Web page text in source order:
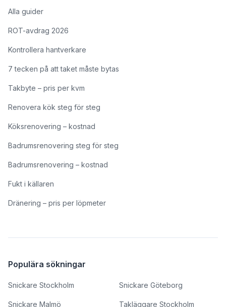
Alla guider
ROT-avdrag 2026
Kontrollera hantverkare
7 tecken på att taket måste bytas
Takbyte – pris per kvm
Renovera kök steg för steg
Köksrenovering – kostnad
Badrumsrenovering steg för steg
Badrumsrenovering – kostnad
Fukt i källaren
Dränering – pris per löpmeter
Populära sökningar
Snickare Stockholm Snickare Göteborg
Snickare Malmö Takläggare Stockholm